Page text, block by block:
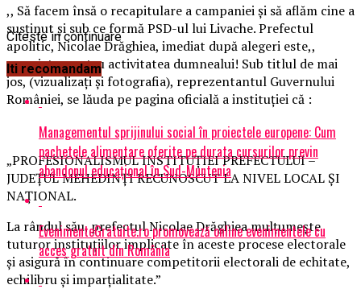
,, Să facem însă o recapitulare a campaniei și să aflăm cine a
susținut și sub ce formă PSD-ul lui Livache. Prefectul
apolitic, Nicolae Drăghiea, imediat după alegeri este,,
premiat,, pentru activitatea dumnealui! Sub titlul de mai
jos, (vizualizați și fotografia), reprezentantul Guvernului
României, se lăuda pe pagina oficială a instituției că :
„PROFESIONALISMUL INSTITUȚIEI PREFECTULUI –
JUDEȚUL MEHEDINȚI RECUNOSCUT LA NIVEL LOCAL ȘI
NAȚIONAL.
La rândul său, prefectul Nicolae Drăghiea mulțumește
tuturor instituțiilor implicate în aceste procese electorale
și asigură în continuare competitorii electorali de echitate,
echilibru și imparțialitate.”
Citeste in continuare
Iti recomandam
Managementul sprijinului social în proiectele europene: Cum
pachetele alimentare oferite pe durata cursurilor previn
abandonul educațional în Sud-Muntenia
EvenimenteGratuite.ro promovează online evenimentele cu
acces gratuit din România